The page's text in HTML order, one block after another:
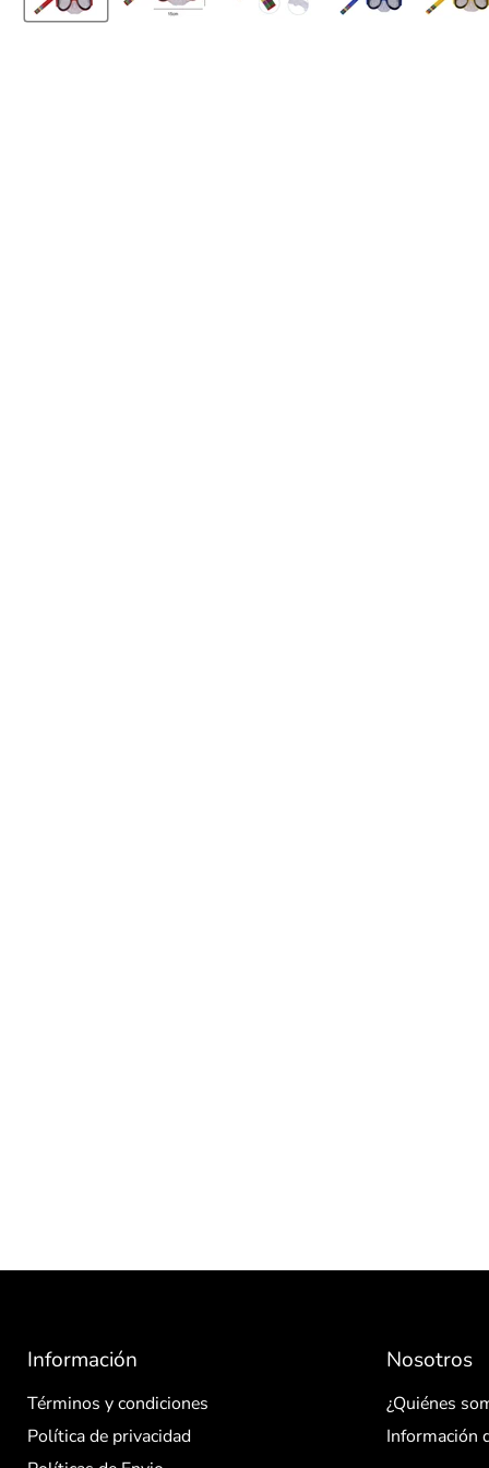
Información
Términos y condiciones
Política de privacidad
Nosotros
¿Quiénes
Información